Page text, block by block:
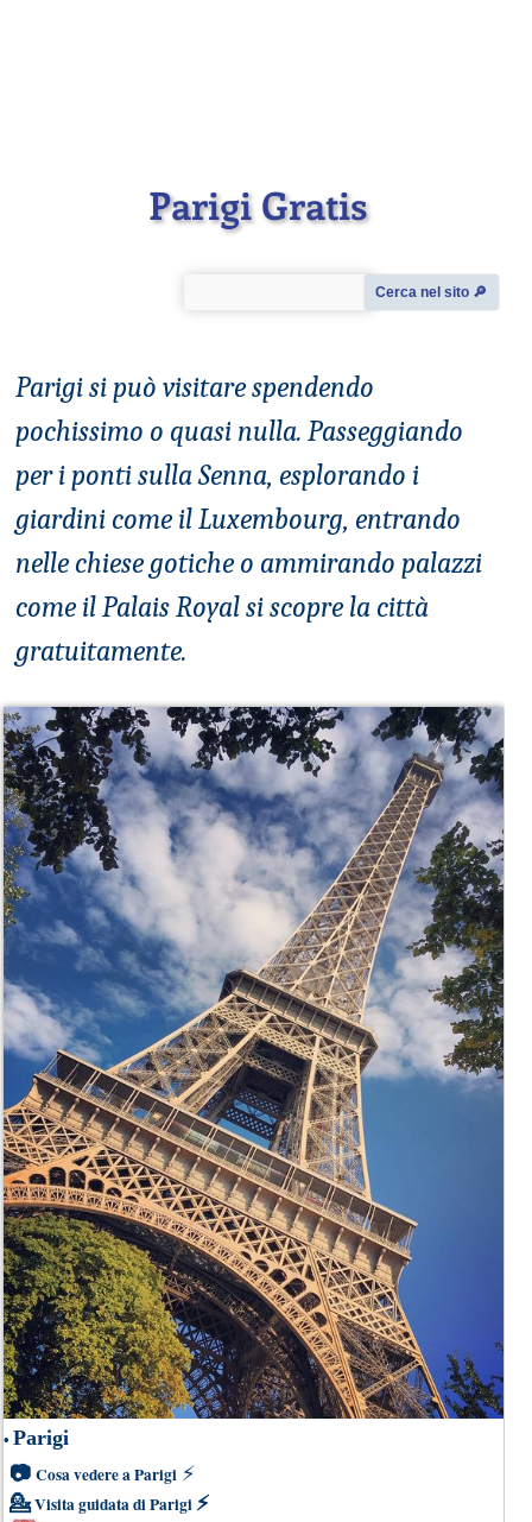
Parigi Gratis
Cerca nel sito 🔎︎
Parigi si può visitare spendendo
pochissimo o quasi nulla. Passeggiando
per i ponti sulla Senna, esplorando i
giardini come il Luxembourg, entrando
nelle chiese gotiche o ammirando palazzi
come il Palais Royal si scopre la città
gratuitamente.
• Parigi
📷 Cosa vedere a Parigi ⚡
💁 Visita guidata di Parigi ⚡